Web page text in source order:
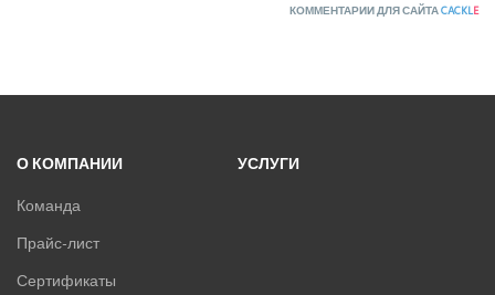
КОММЕНТАРИИ ДЛЯ САЙТАCACKLE
О КОМПАНИИ
Команда
Прайс-лист
Сертификаты
УСЛУГИ